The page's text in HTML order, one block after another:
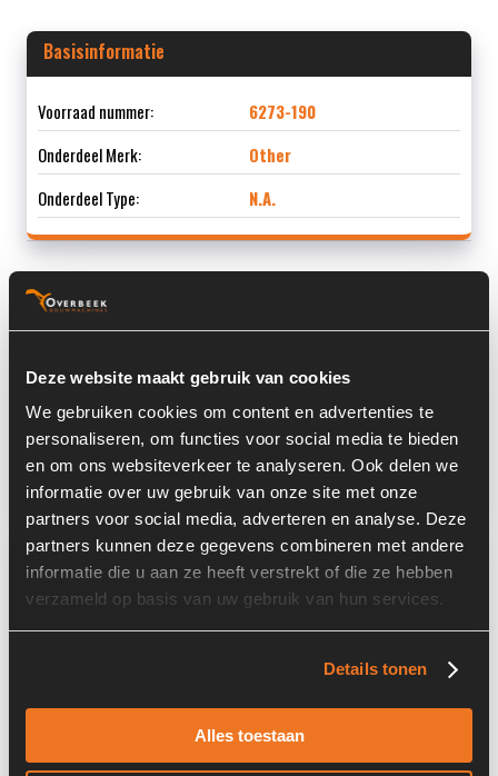
Deze website maakt gebruik van cookies
We gebruiken cookies om content en advertenties te
personaliseren, om functies voor social media te bieden
en om ons websiteverkeer te analyseren. Ook delen we
informatie over uw gebruik van onze site met onze
partners voor social media, adverteren en analyse. Deze
partners kunnen deze gegevens combineren met andere
informatie die u aan ze heeft verstrekt of die ze hebben
verzameld op basis van uw gebruik van hun services.
Details tonen
Alles toestaan
Basisinformatie
Voorraad nummer:
6273-190
Onderdeel Merk:
Other
Onderdeel Type:
N.A.
Informatie
Locatie:
Afmetingen (LxBxH) (m):
1,085 x 0,825 x 0,24 m
Land:
Nederland
Overige informatie
Stock number: 6273-190
Brand: Other
S/N: -
Machine: -